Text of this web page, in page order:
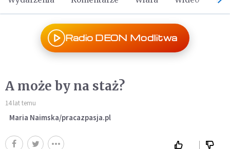
Radio DEON Modlitwa
A może by na staż?
14 lat temu
Maria Naimska/pracazpasja.pl